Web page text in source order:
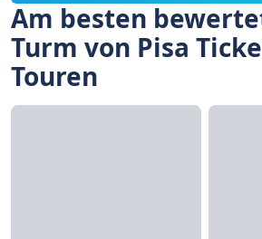
Am besten
Turm von Pisa
Touren